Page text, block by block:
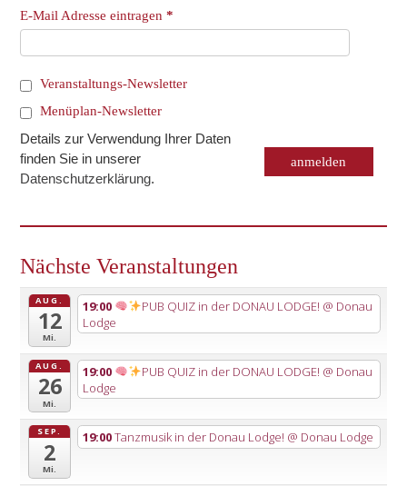
E-Mail Adresse eintragen*
Veranstaltungs-Newsletter
Menüplan-Newsletter
Details zur Verwendung Ihrer Daten
finden Sie in unserer
Datenschutzerklärung.
Nächste Veranstaltungen
AUG.
12
Mi.
19:00 PUB QUIZ in der DONAU LODGE! @ Donau
Lodge
AUG.
26
Mi.
19:00 PUB QUIZ in der DONAU LODGE! @ Donau
Lodge
SEP.
2
Mi.
19:00Tanzmusik in der Donau Lodge! @ Donau Lodge